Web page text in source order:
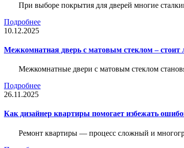
При выборе покрытия для дверей многие
Подробнее
10.12.2025
Межкомнатная дверь с матовым стеклом – стоит
Межкомнатные двери с матовым стеклом
Подробнее
26.11.2025
Как дизайнер квартиры помогает избежать
Ремонт квартиры — процесс сложный и